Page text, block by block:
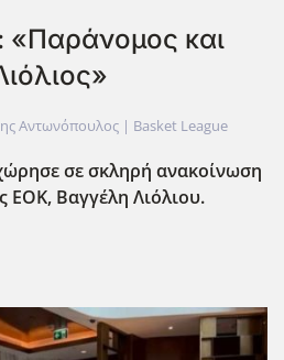
«Παράνομος και
Αντωνόπουλος | Basket League
σε σκληρή ανακοίνωση
ΕΟΚ, Βαγγέλη Λιόλιου.